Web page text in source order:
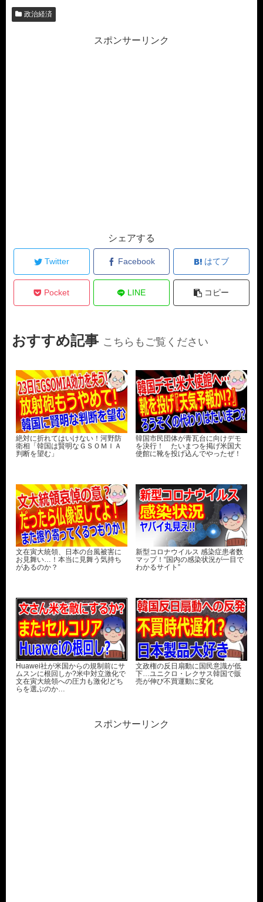
政治経済
スポンサーリンク
シェアする
Twitter Facebook はてブ
Pocket LINE コピー
おすすめ記事 こちらもご覧ください
絶対に折れてはいけない！河野防
衛相「韓国は賢明なＧＳＯＭＩＡ
判断を望む」
韓国市民団体が青瓦台に向けデモ
を決行！ たいまつを掲げ米国大
使館に靴を投げ込んでやったぜ！
文在寅大統領、日本の台風被害に
お見舞い…！本当に見舞う気持ち
があるのか？
新型コロナウイルス 感染症患者数
マップ！“国内の感染状況が一目で
わかるサイト”
Huawei社が米国からの規制前にサ
ムスンに根回しか?米中対立激化で
文在寅大統領への圧力も激化!どち
らを選ぶのか…
文政権の反日扇動に国民意識が低
下…ユニクロ・レクサス韓国で販
売が伸び不買運動に変化
スポンサーリンク